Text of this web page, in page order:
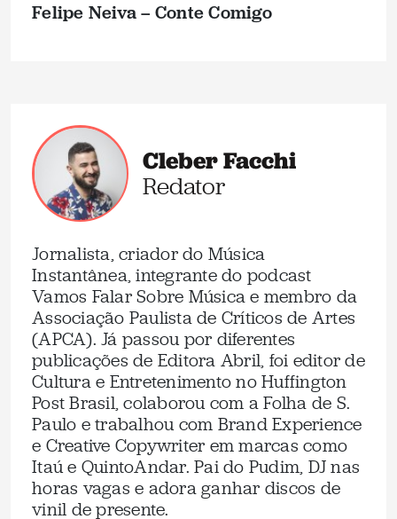
Felipe Neiva – Conte Comigo
Cleber Facchi
Redator
Jornalista, criador do Música
Instantânea, integrante do podcast
Vamos Falar Sobre Música e membro da
Associação Paulista de Críticos de Artes
(APCA). Já passou por diferentes
publicações de Editora Abril, foi editor de
Cultura e Entretenimento no Huffington
Post Brasil, colaborou com a Folha de S.
Paulo e trabalhou com Brand Experience
e Creative Copywriter em marcas como
Itaú e QuintoAndar. Pai do Pudim, DJ nas
horas vagas e adora ganhar discos de
vinil de presente.